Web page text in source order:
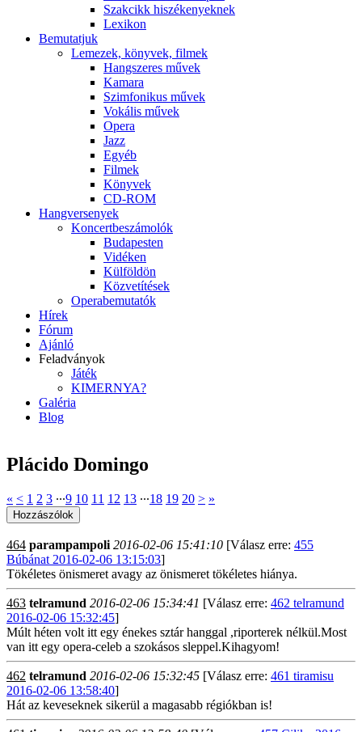
Szakcikk hiszékenyeknek
Lexikon
Bemutatjuk
Lemezek, könyvek, filmek
Hangszeres művek
Kamara
Szimfonikus művek
Vokális művek
Opera
Jazz
Egyéb
Filmek
Könyvek
CD-ROM
Hangversenyek
Koncertbeszámolók
Budapesten
Vidéken
Külföldön
Közvetítések
Operabemutatók
Hírek
Fórum
Ajánló
Feladványok
Játék
KIMERNYA?
Galéria
Blog
Plácido Domingo
« < 1 2 3 ∙∙∙9 10 11 12 13 ∙∙∙18 19 20 > »
464 parampampoli 2016-02-06 15:41:10 [Válasz erre: 455
Búbánat 2016-02-06 13:15:03]
Tökéletes önismeret avagy az önismeret tökéletes hiánya.
463 telramund 2016-02-06 15:34:41 [Válasz erre: 462 telramund
2016-02-06 15:32:45]
Múlt héten volt itt egy énekes sztár hanggal ,riporterek nélkül.Most
van itt egy opera-celeb a szokásos sleppel.Kihagyom!
462 telramund 2016-02-06 15:32:45 [Válasz erre: 461 tiramisu
2016-02-06 13:58:40]
Hát az keveseknek sikerül a magasabb régiókban is!